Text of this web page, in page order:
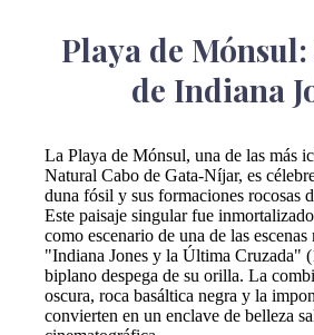
Playa de
de Indiana
La Playa de Mónsul, una de las más
Natural Cabo de Gata-Níjar, es
duna fósil y sus formaciones rocosas
Este paisaje singular fue
como escenario de una de las escenas
"Indiana Jones y la Última Cruzada"
biplano despega de su orilla. La
oscura, roca basáltica negra y la
convierten en un enclave de belleza